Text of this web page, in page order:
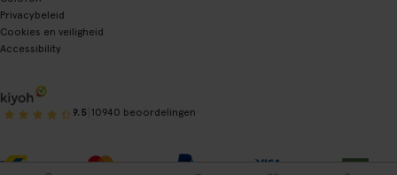
Privacybeleid
Cookies en veiligheid
Accessibility
9.5 10940 beoordelingen